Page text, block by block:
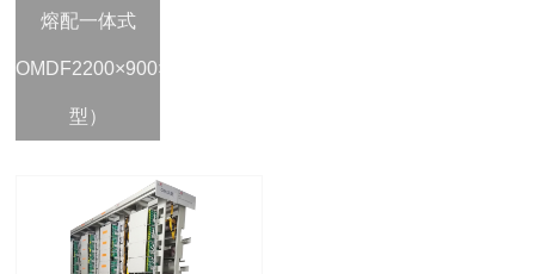
熔配一体式
OMDF2200×900×600（Ⅲ
型）